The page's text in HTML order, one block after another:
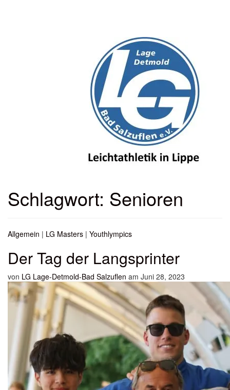
Schlagwort: Senioren
Allgemein | LG Masters | Youthlympics
Der Tag der Langsprinter
von LG Lage-Detmold-Bad Salzuflen am Juni 28, 2023